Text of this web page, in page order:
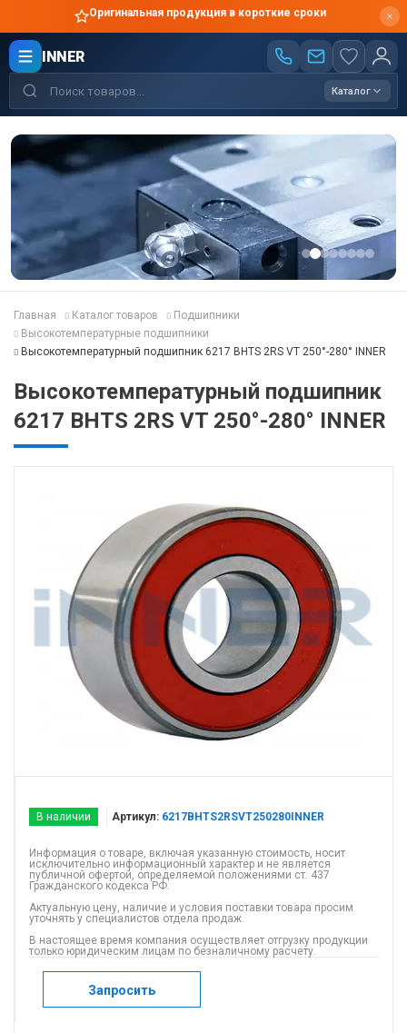
Оригинальная продукция в короткие сроки
INNER
Каталог
Главная Каталог товаров
Подшипники
Высокотемпературные подшипники
Высокотемпературный подшипник 6217 BHTS 2RS VT 250°-280° INNER
Высокотемпературный подшипник
6217 BHTS 2RS VT 250°-280° INNER
В наличии Артикул: 6217BHTS2RSVT250280INNER
Информация о товаре, включая указанную стоимость, носит
исключительно информационный характер и не является
публичной офертой, определяемой положениями ст. 437
Гражданского кодекса РФ.
Актуальную цену, наличие и условия поставки товара просим
уточнять у специалистов отдела продаж.
В настоящее время компания осуществляет отгрузку продукции
только юридическим лицам по безналичному расчету.
Запросить